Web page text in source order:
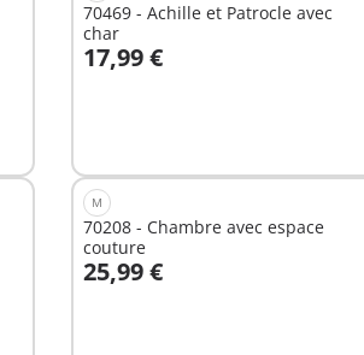
70469 - Achille et Patrocle avec
char
17,99 €
Au panier
M
70208 - Chambre avec espace
couture
25,99 €
Au panier